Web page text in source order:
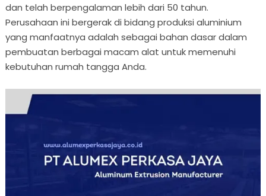
dan telah berpengalaman lebih dari 50 tahun.
Perusahaan ini bergerak di bidang produksi aluminium
yang manfaatnya adalah sebagai bahan dasar dalam
pembuatan berbagai macam alat untuk memenuhi
kebutuhan rumah tangga Anda.